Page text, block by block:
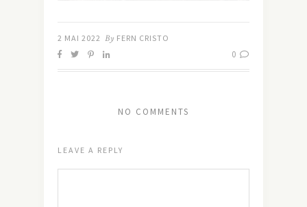
2 MAI 2022 By FERN CRISTO
0
NO COMMENTS
LEAVE A REPLY